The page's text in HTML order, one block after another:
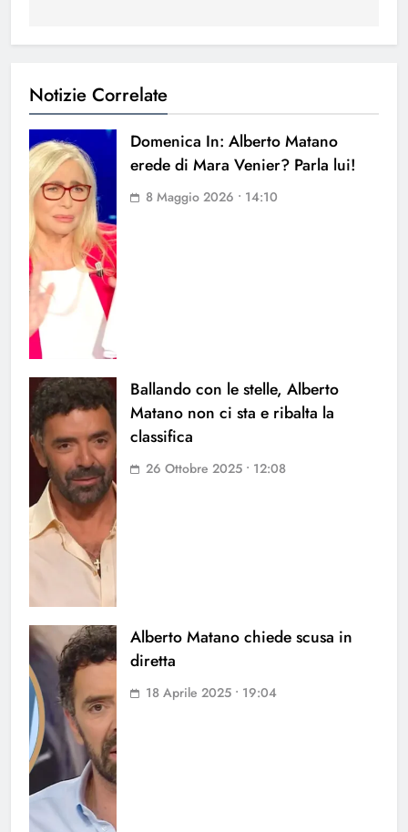
Notizie Correlate
Domenica In: Alberto Matano
erede di Mara Venier? Parla lui!
8 Maggio 2026 • 14:10
Ballando con le stelle, Alberto
Matano non ci sta e ribalta la
classifica
26 Ottobre 2025 • 12:08
Alberto Matano chiede scusa in
diretta
18 Aprile 2025 • 19:04